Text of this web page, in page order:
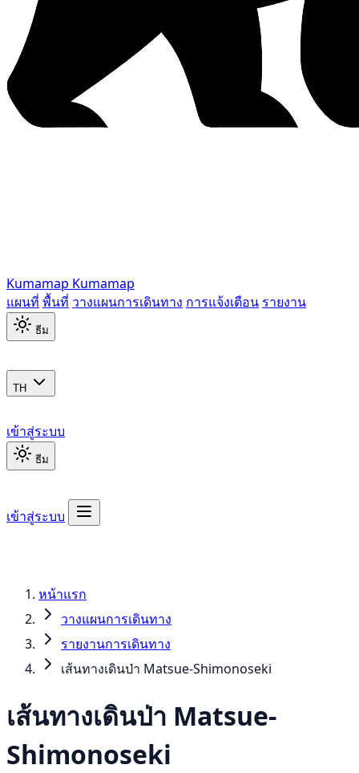
Kumamap Kumamap
แผนที่ พื้นที่ วางแผนการเดินทาง การแจ้งเตือน รายงาน
ธีม
TH
เข้าสู่ระบบ
ธีม
เข้าสู่ระบบ
หน้าแรก
วางแผนการเดินทาง
รายงานการเดินทาง
เส้นทางเดินป่า Matsue-Shimonoseki
เส้นทางเดินป่า Matsue-
Shimonoseki